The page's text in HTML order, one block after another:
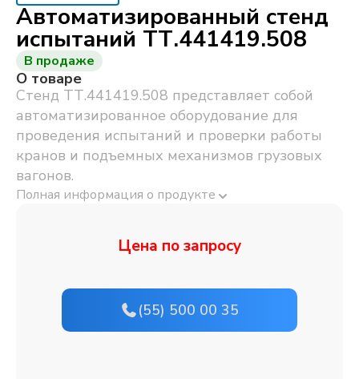
Автоматизированный стенд
испытаний ТТ.441419.508
В продаже
О товаре
Стенд ТТ.441419.508 представляет собой
автоматизированное оборудование для
проведения испытаний и проверки работы
кранов и подъемных механизмов грузовых
вагонов.
Полная информация о продукте
Цена по запросу
(55) 500 00 35